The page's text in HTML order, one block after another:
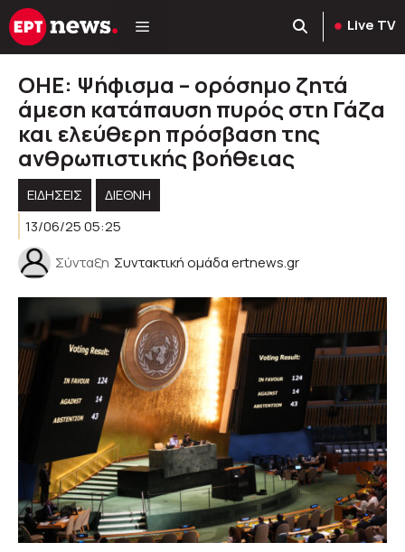
Μετάβαση
σε
Live TV
ΟΗΕ: Ψήφισμα – ορόσημο ζητά
άμεση κατάπαυση πυρός στη Γάζα
και ελεύθερη πρόσβαση της
ανθρωπιστικής βοήθειας
ΕΙΔΗΣΕΙΣ
ΔΙΕΘΝΗ
13/06/25 05:25
Σύνταξη Συντακτική ομάδα ertnews.gr